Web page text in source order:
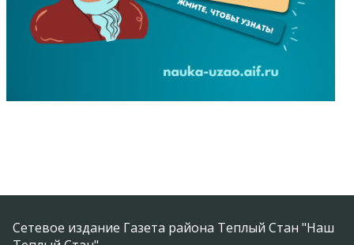
Сетевое издание Газета района Теплый Стан "Наш